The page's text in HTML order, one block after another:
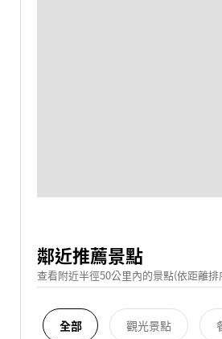
鄰近推薦景點
查看附近半徑50公里內的景點(依距離排
全部 觀光景點